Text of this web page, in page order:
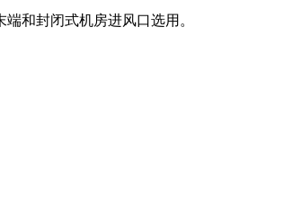
和封闭式机房进风口选用。